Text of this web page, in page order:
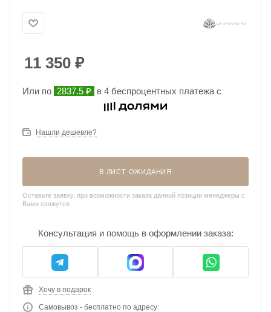
11 350 ₽
Или по 2837.5 ₽ в 4 беспроцентных платежа с
Нашли дешевле?
В ЛИСТ ОЖИДАНИЯ
Оставьте заявку, при возможности заказа данной позиции менеджеры с
Вами свяжутся
Консультация и помощь в оформлении заказа:
Хочу в подарок
Самовывоз - бесплатно по адресу: